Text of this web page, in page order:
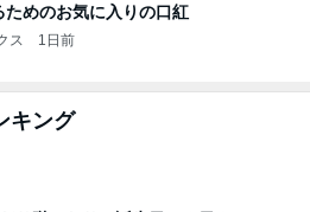
ためのお気に入りの口紅
ス 1日前
キング